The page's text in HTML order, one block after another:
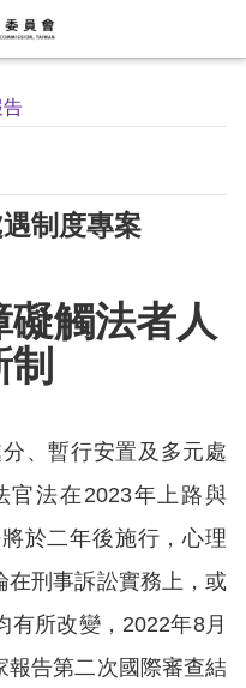
告
制度專案
觸法者人
、暫行安置及多元處
官法在2023年上路與
於二年後施行，心理
在刑事訴訟實務上，或
有所改變，2022年8月
報告第二次國際審查結